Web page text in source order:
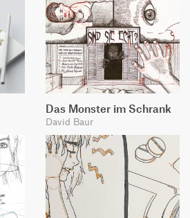
Das Monster im Schrank
David Baur